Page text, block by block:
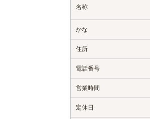
名称
かな
住所
電話番号
営業時間
定休日